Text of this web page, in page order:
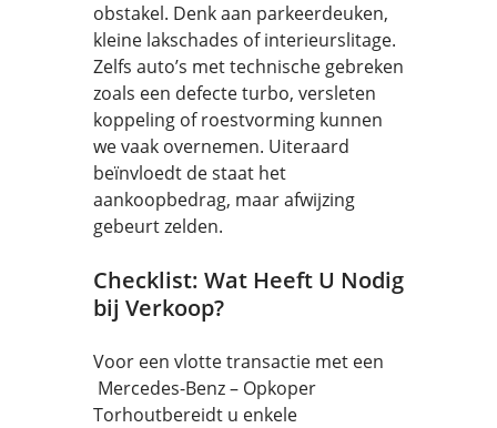
obstakel. Denk aan parkeerdeuken,
kleine lakschades of interieurslitage.
Zelfs auto’s met technische gebreken
zoals een defecte turbo, versleten
koppeling of roestvorming kunnen
we vaak overnemen. Uiteraard
beïnvloedt de staat het
aankoopbedrag, maar afwijzing
gebeurt zelden.
Checklist: Wat Heeft U Nodig
bij Verkoop?
Voor een vlotte transactie met een
Mercedes-Benz – Opkoper
Torhoutbereidt u enkele